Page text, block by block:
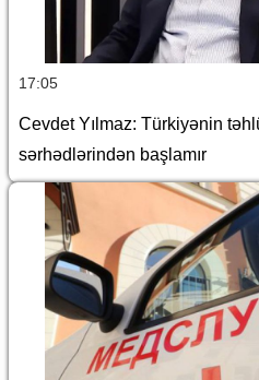
17:05
Cevdet Yılmaz: Türkiyənin
sərhədlərindən başlamır